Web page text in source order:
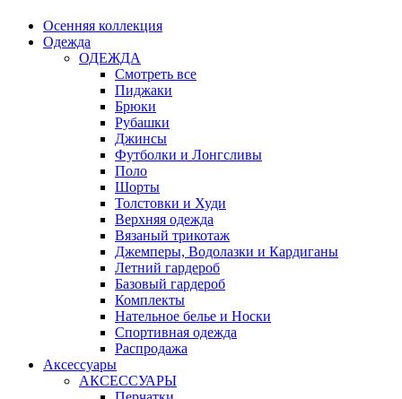
Осенняя коллекция
Одежда
ОДЕЖДА
Смотреть все
Пиджаки
Брюки
Рубашки
Джинсы
Футболки и Лонгсливы
Поло
Шорты
Толстовки и Худи
Верхняя одежда
Вязаный трикотаж
Джемперы, Водолазки и Кардиганы
Летний гардероб
Базовый гардероб
Комплекты
Нательное белье и Носки
Спортивная одежда
Распродажа
Аксессуары
АКСЕССУАРЫ